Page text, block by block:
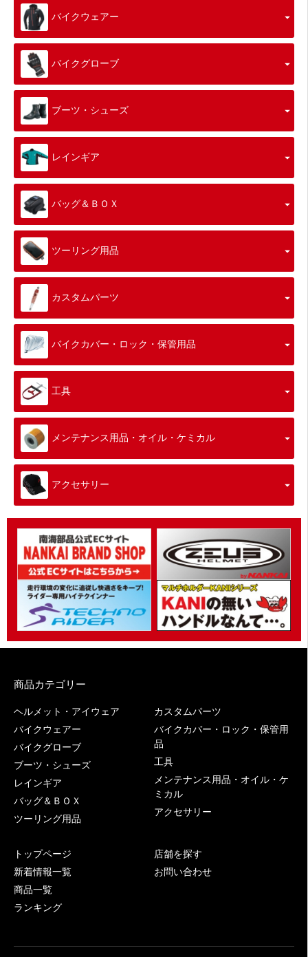
バイクウェアー
バイクグローブ
ブーツ・シューズ
レインギア
バッグ＆ＢＯＸ
ツーリング用品
カスタムパーツ
バイクカバー・ロック・保管用品
工具
メンテナンス用品・オイル・ケミカル
アクセサリー
商品カテゴリー
ヘルメット・アイウェア
バイクウェアー
バイクグローブ
ブーツ・シューズ
レインギア
バッグ＆ＢＯＸ
ツーリング用品
カスタムパーツ
バイクカバー・ロック・保管用
品
工具
メンテナンス用品・オイル・ケ
ミカル
アクセサリー
トップページ
新着情報一覧
商品一覧
ランキング
店舗を探す
お問い合わせ